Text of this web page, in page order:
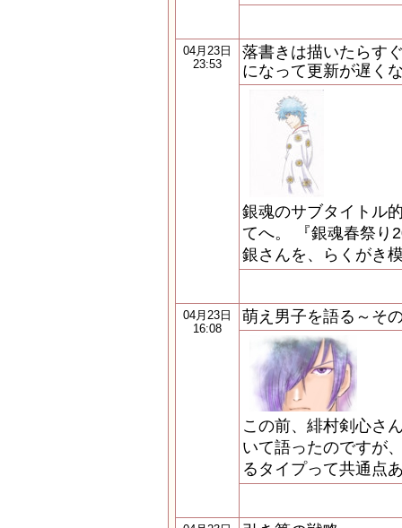
04月23日
23:53
落書きは描いたらす
になって更新が遅く
銀魂のサブタイトル
てへ。 『銀魂春祭り
銀さんを、らくがき
04月23日
16:08
萌え男子を語る～そ
この前、緋村剣心さ
いて語ったのですが
るタイプって共通点